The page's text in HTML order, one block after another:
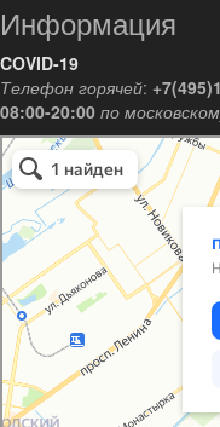
Информация
COVID-19
Телефон горячей:
08:00-20:00 по